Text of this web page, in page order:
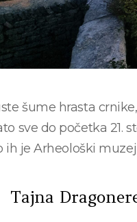
šume hrasta
sve do početka 21.
ih je Arheološki muzej
Tajna